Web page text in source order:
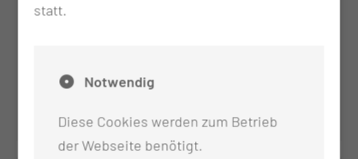
Facharzt für Strahlentherapie
statt.
Notwendig
Diese Cookies werden zum Betrieb
der Webseite benötigt.